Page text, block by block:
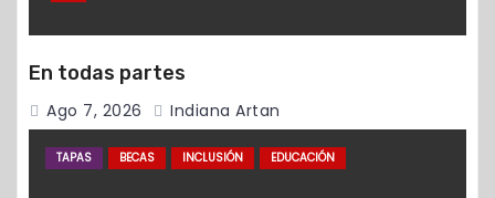
En todas partes
Ago 7, 2026 Indiana Artan
TAPAS BECAS INCLUSIÓN EDUCACIÓN